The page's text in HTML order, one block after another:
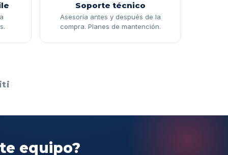
Soporte técnico
Asesoría antes y después de la
compra. Planes de mantención.
equipo?